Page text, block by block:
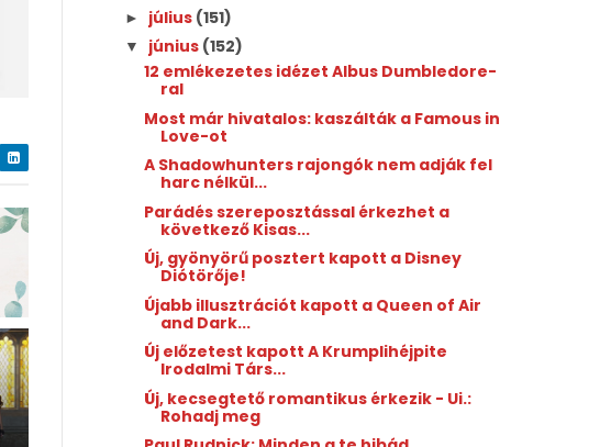
► július (151)
▼ június (152)
12 emlékezetes idézet Albus Dumbledore-
ral
Most már hivatalos: kaszálták a Famous in
Love-ot
A Shadowhunters rajongók nem adják fel
harc nélkül...
Parádés szereposztással érkezhet a
következő Kisas...
Új, gyönyörű posztert kapott a Disney
Diótörője!
Újabb illusztrációt kapott a Queen of Air
and Dark...
Új előzetest kapott A Krumplihéjpite
Irodalmi Társ...
Új, kecsegtető romantikus érkezik - Ui.:
Rohadj meg